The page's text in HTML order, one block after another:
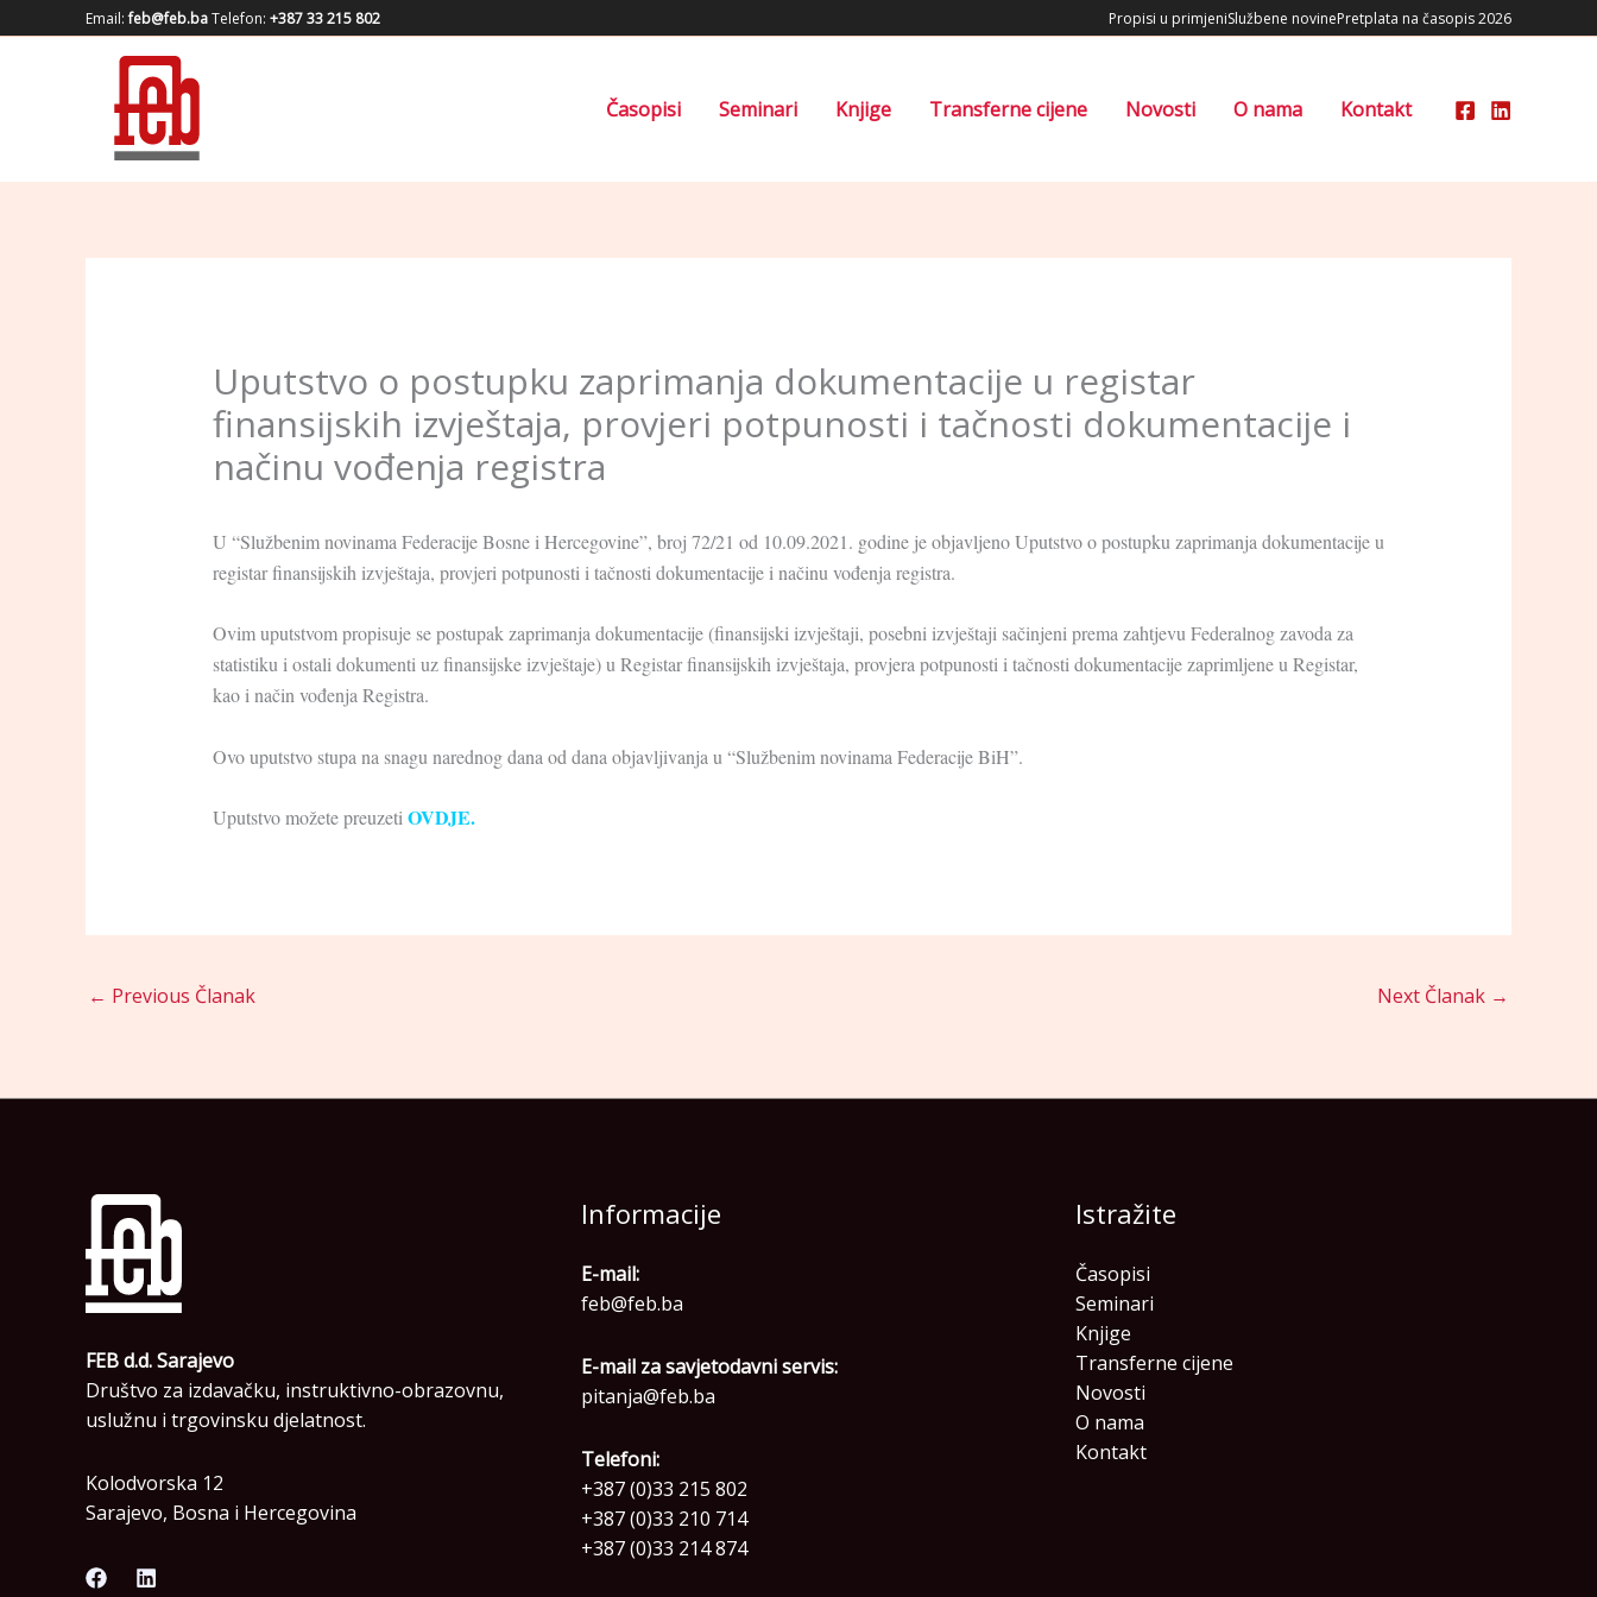
to
Email:feb@feb.baTelefon: +387 33 215 802 Propisi u primjeniSlužbene novinePretplata na časopis 2026
Časopisi Seminari Knjige Transferne cijene Novosti O nama Kontakt
Uputstvo o postupku zaprimanja dokumentacije u registar
finansijskih izvještaja, provjeri potpunosti i tačnosti dokumentacije i
načinu vođenja registra
U “Službenim novinama Federacije Bosne i Hercegovine”, broj 72/21 od 10.09.2021. godine je objavljeno Uputstvo o postupku zaprimanja dokumentacije u
registar finansijskih izvještaja, provjeri potpunosti i tačnosti dokumentacije i načinu vođenja registra.
Ovim uputstvom propisuje se postupak zaprimanja dokumentacije (finansijski izvještaji, posebni izvještaji sačinjeni prema zahtjevu Federalnog zavoda za
statistiku i ostali dokumenti uz finansijske izvještaje) u Registar finansijskih izvještaja, provjera potpunosti i tačnosti dokumentacije zaprimljene u Registar,
kao i način vođenja Registra.
Ovo uputstvo stupa na snagu narednog dana od dana objavljivanja u “Službenim novinama Federacije BiH”.
Uputstvo možete preuzetiOVDJE.
← Previous Članak Next Članak →
FEB d.d. Sarajevo
Društvo za izdavačku, instruktivno-obrazovnu,
uslužnu i trgovinsku djelatnost.
Kolodvorska 12
Sarajevo, Bosna i Hercegovina
Informacije
E-mail:
feb@feb.ba
E-mail za savjetodavni servis:
pitanja@feb.ba
Telefoni:
+387 (0)33 215 802
+387 (0)33 210 714
+387 (0)33 214 874
Istražite
Časopisi
Seminari
Knjige
Transferne cijene
Novosti
O nama
Kontakt